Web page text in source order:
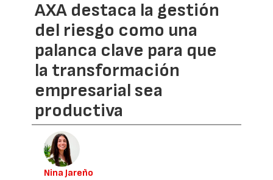
AXA destaca la gestión
del riesgo como una
palanca clave para que
la transformación
empresarial sea
productiva
Nina Jareño